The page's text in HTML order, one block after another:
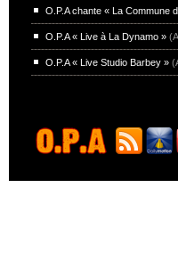
O.P.A chante « La Commune
O.P.A « Live à La Dynamo »
O.P.A « Live Studio Barbey »